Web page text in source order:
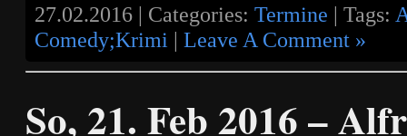
27.02.2016 | Categories: Termine | Tags:
Comedy;Krimi | Leave A Comment »
So, 21. Feb 2016 –